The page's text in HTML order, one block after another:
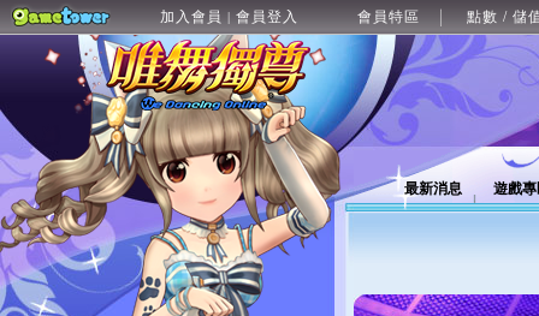
加入會員 | 會員登入 會員特區 點數 / 儲
最新消息 遊戲